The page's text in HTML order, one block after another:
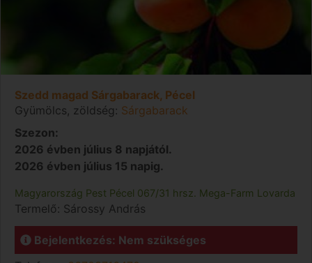
Szedd magad Sárgabarack, Pécel
Gyümölcs, zöldség: Sárgabarack
Szezon:
2026 évben július 8 napjától.
2026 évben július 15 napig.
Magyarország Pest Pécel 067/31 hrsz. Mega-Farm Lovarda
Termelő: Sárossy András
Bejelentkezés: Nem szükséges